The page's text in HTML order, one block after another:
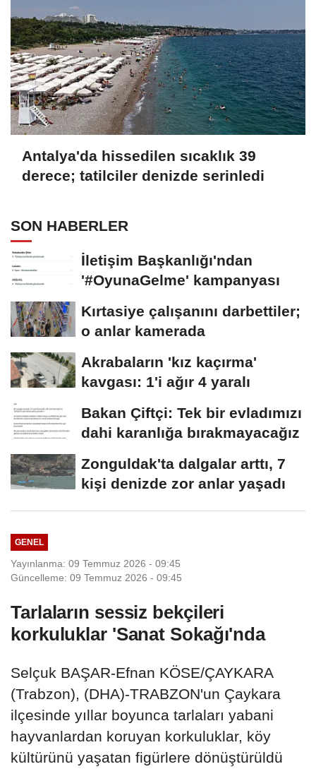
Antalya'da hissedilen sıcaklık 39
derece; tatilciler denizde serinledi
SON HABERLER
İletişim Başkanlığı'ndan
'#OyunaGelme' kampanyası
Kırtasiye çalışanını darbettiler;
o anlar kamerada
Akrabaların 'kız kaçırma'
kavgası: 1'i ağır 4 yaralı
Bakan Çiftçi: Tek bir evladımızı
dahi karanlığa bırakmayacağız
Zonguldak'ta dalgalar arttı, 7
kişi denizde zor anlar yaşadı
GENEL
Yayınlanma: 09 Temmuz 2026 - 09:45
Güncelleme: 09 Temmuz 2026 - 09:45
Tarlaların sessiz bekçileri
korkuluklar 'Sanat Sokağı'nda
Selçuk BAŞAR-Efnan KÖSE/ÇAYKARA
(Trabzon), (DHA)-TRABZON'un Çaykara
ilçesinde yıllar boyunca tarlaları yabani
hayvanlardan koruyan korkuluklar, köy
kültürünü yaşatan figürlere dönüştürüldü